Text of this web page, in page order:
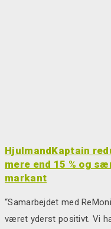
HjulmandKaptain
mere end 15 % og
markant
“Samarbejdet med
været yderst positivt. Vi